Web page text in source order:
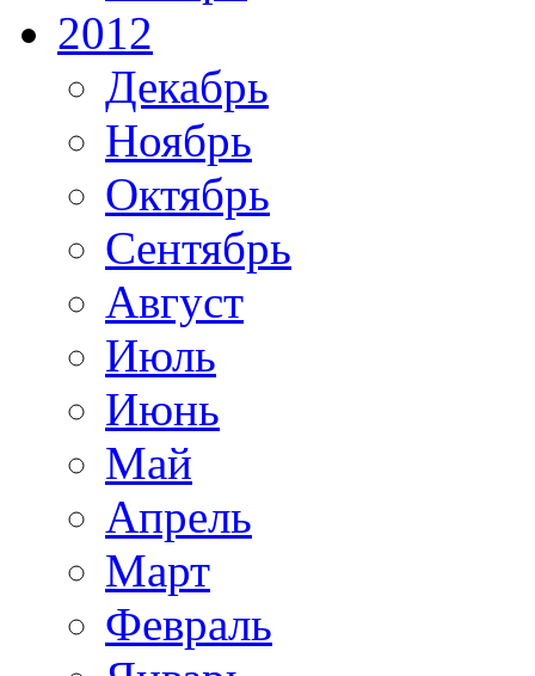
2012
Декабрь
Ноябрь
Октябрь
Сентябрь
Август
Июль
Июнь
Май
Апрель
Март
Февраль